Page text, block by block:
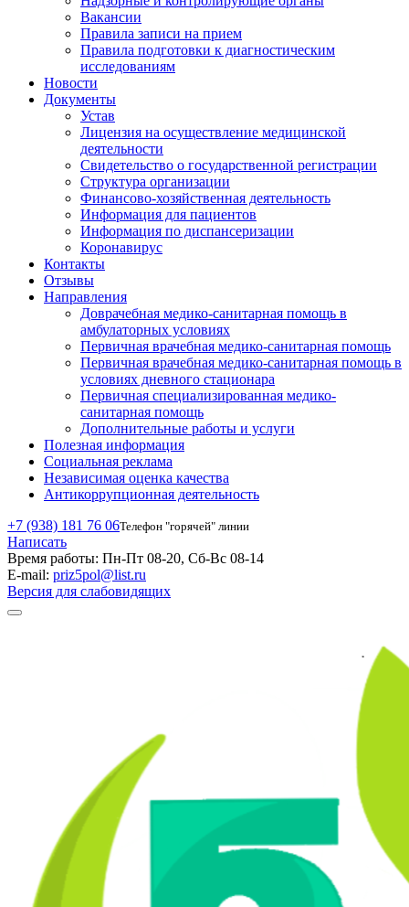
Вакансии
Правила записи на прием
Правила подготовки к диагностическим
исследованиям
Новости
Документы
Устав
Лицензия на осуществление медицинской
деятельности
Свидетельство о государственной регистрации
Структура организации
Финансово-хозяйственная деятельность
Информация для пациентов
Информация по диспансеризации
Коронавирус
Контакты
Отзывы
Направления
Доврачебная медико-санитарная помощь в
амбулаторных условиях
Первичная врачебная медико-санитарная помощь
Первичная врачебная медико-санитарная помощь в
условиях дневного стационара
Первичная специализированная медико-
санитарная помощь
Дополнительные работы и услуги
Полезная информация
Социальная реклама
Независимая оценка качества
Антикоррупционная деятельность
+7 (938) 181 76 06Телефон "горячей" линии
Написать
Время работы: Пн-Пт 08-20, Сб-Вс 08-14
E-mail: priz5pol@list.ru
Версия для слабовидящих